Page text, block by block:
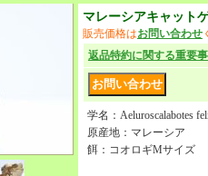
マレーシアキャット
販売価格はお問い合わせ
返品特約に関する重要
学名：Aeluroscalabotes
原産地：マレーシア
餌：コオロギMサイズ